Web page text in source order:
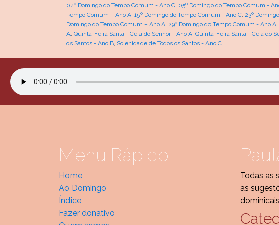
04º Domingo do Tempo Comum - Ano C, 05º Domingo do Tempo Comum -
Tempo Comum – Ano A, 15º Domingo do Tempo Comum - Ano C, 23º
Domingo do Tempo Comum – Ano A, 29º Domingo do Tempo Comum - Ano A,
A, Quinta-Feira Santa - Ceia do Senhor - Ano A, Quinta-Feira Santa - Ceia do
os Santos - Ano B, Solenidade de Todos os Santos - Ano C
Menu Rápido
Home
Ao Domingo
Índice
Fazer donativo
Todas as
as